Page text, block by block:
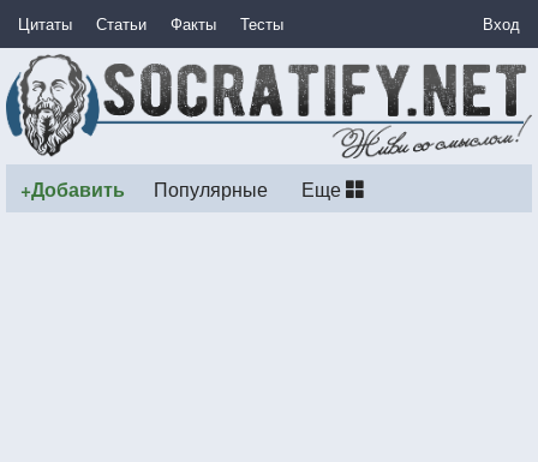
Цитаты Статьи Факты Тесты Вход
+Добавить Популярные Еще